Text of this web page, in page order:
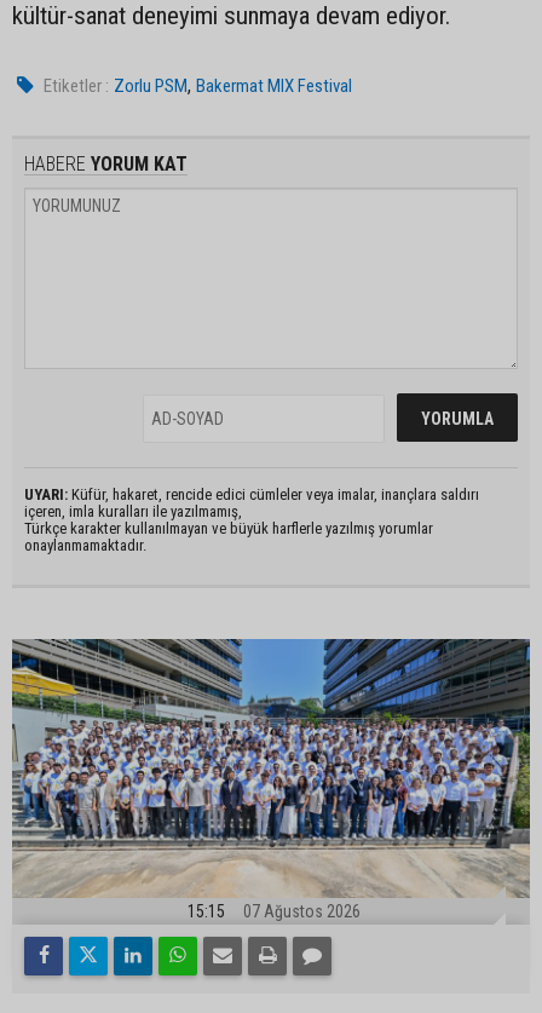
kültür-sanat deneyimi sunmaya devam ediyor.
Etiketler : Zorlu PSM,Bakermat MIX Festival
HABERE YORUM KAT
UYARI: Küfür, hakaret, rencide edici cümleler veya imalar, inançlara saldırı
içeren, imla kuralları ile yazılmamış,
Türkçe karakter kullanılmayan ve büyük harflerle yazılmış yorumlar
onaylanmamaktadır.
15:15 07 Ağustos 2026